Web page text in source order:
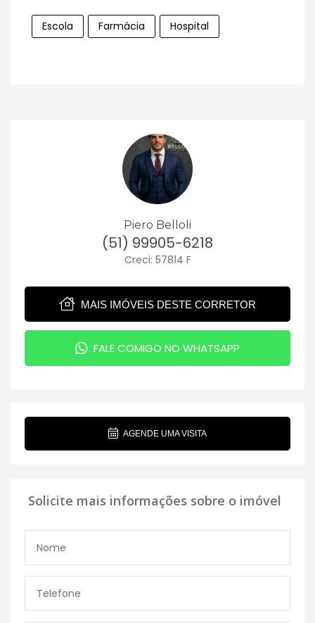
Escola Farmácia Hospital
Piero Belloli
(51) 99905-6218
Creci: 57814 F
MAIS IMÓVEIS DESTE CORRETOR
FALE COMIGO NO WHATSAPP
AGENDE UMA VISITA
Solicite mais informações sobre o imóvel